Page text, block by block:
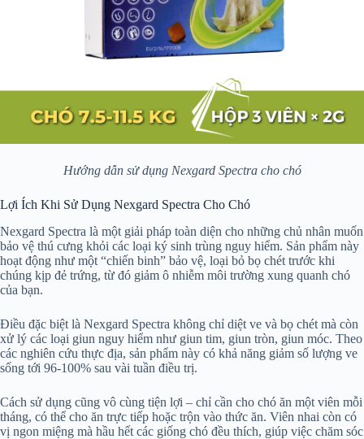
Hướng dẫn sử dụng Nexgard Spectra cho chó
Lợi Ích Khi Sử Dụng Nexgard Spectra Cho Chó
Nexgard Spectra là một giải pháp toàn diện cho những chủ nhân muốn
bảo vệ thú cưng khỏi các loại ký sinh trùng nguy hiểm. Sản phẩm này
hoạt động như một “chiến binh” bảo vệ, loại bỏ bọ chét trước khi
chúng kịp đẻ trứng, từ đó giảm ô nhiễm môi trường xung quanh chó
của bạn.
Điều đặc biệt là Nexgard Spectra không chỉ diệt ve và bọ chét mà còn
xử lý các loại giun nguy hiểm như giun tim, giun tròn, giun móc. Theo
các nghiên cứu thực địa, sản phẩm này có khả năng giảm số lượng ve
sống tới 96-100% sau vài tuần điều trị.
Cách sử dụng cũng vô cùng tiện lợi – chỉ cần cho chó ăn một viên mỗi
tháng, có thể cho ăn trực tiếp hoặc trộn vào thức ăn. Viên nhai còn có
vị ngon miệng mà hầu hết các giống chó đều thích, giúp việc chăm sóc